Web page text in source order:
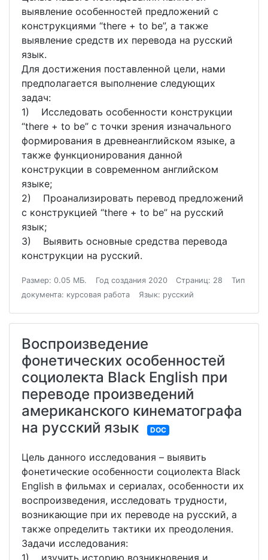
выявление особенностей предложений с
конструкциями “there + to be”, а также
выявление средств их перевода на русский
язык.
Для достижения поставленной цели, нами
предполагается выполнение следующих
задач:
1) Исследовать особенности конструкции
“there + to be” с точки зрения изначального
формирования в древнеанглийском языке, а
также функционирования данной
конструкции в современном английском
языке;
2) Проанализировать перевод предложений
с конструкцией “there + to be” на русский
язык;
3) Выявить основные средства перевода
конструкции на русский.
Размер: 0.05 МБ. Год создания 2020 Страниц: 28
Тип
документа: курсовая работа
Язык: русский
Воспроизведение
фонетических особенностей
социолекта Black English при
переводе произведений
американского кинематографа
на русский язык
DOC
Цель данного исследования – выявить
фонетические особенности социолекта Black
English в фильмах и сериалах, особенности их
воспроизведения, исследовать трудности,
возникающие при их переводе на русский, а
также определить тактики их преодоления.
Задачи исследования: